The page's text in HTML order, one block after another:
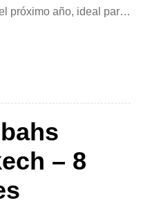
próximo año, ideal para
completamente
una tarifa especial 2×1
– 8